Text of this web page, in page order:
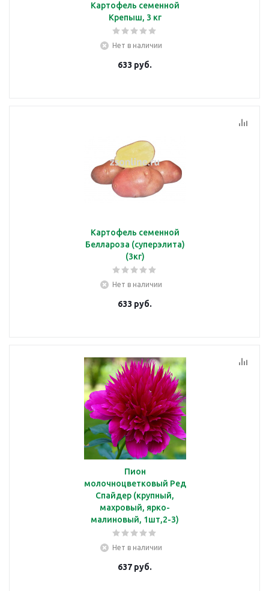
Картофель семенной
Крепыш, 3 кг
Нет в наличии
633 руб.
Картофель семенной
Беллароза (суперэлита)
(3кг)
Нет в наличии
633 руб.
Пион
молочноцветковый Ред
Спайдер (крупный,
махровый, ярко-
малиновый, 1шт,2-3)
Нет в наличии
637 руб.